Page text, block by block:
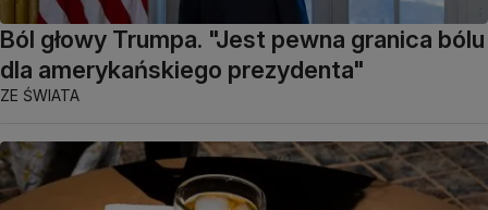
Ból głowy Trumpa. "Jest pewna granica bólu
dla amerykańskiego prezydenta"
ZE ŚWIATA